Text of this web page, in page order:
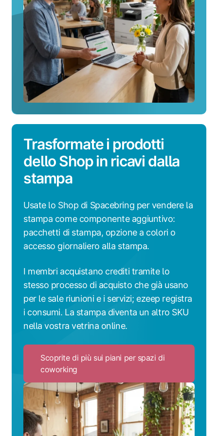
Trasformate i prodotti
dello Shop in ricavi dalla
stampa
Usate lo Shop di Spacebring per vendere la
stampa come componente aggiuntivo:
pacchetti di stampa, opzione a colori o
accesso giornaliero alla stampa.
I membri acquistano crediti tramite lo
stesso processo di acquisto che già usano
per le sale riunioni e i servizi; ezeep registra
i consumi. La stampa diventa un altro SKU
nella vostra vetrina online.
Scoprite di più sui piani per spazi di
coworking
to
Scoprite
di
più
sui